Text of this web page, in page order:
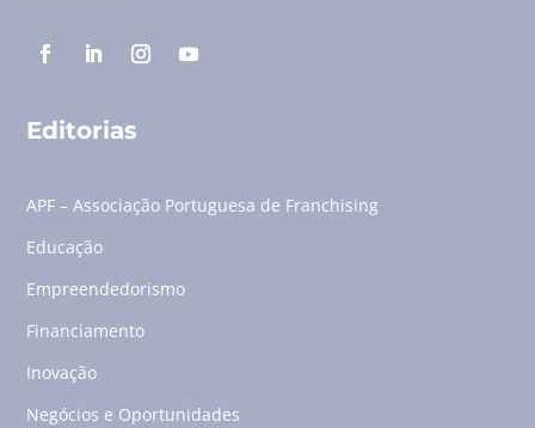
Editorias
APF – Associação Portuguesa de Franchising
Educação
Empreendedorismo
Financiamento
Inovação
Negócios e Oportunidades